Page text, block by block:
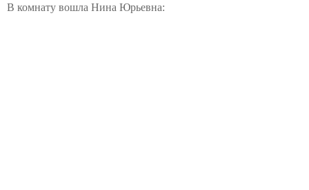
В комнату вошла Нина Юрьевна: